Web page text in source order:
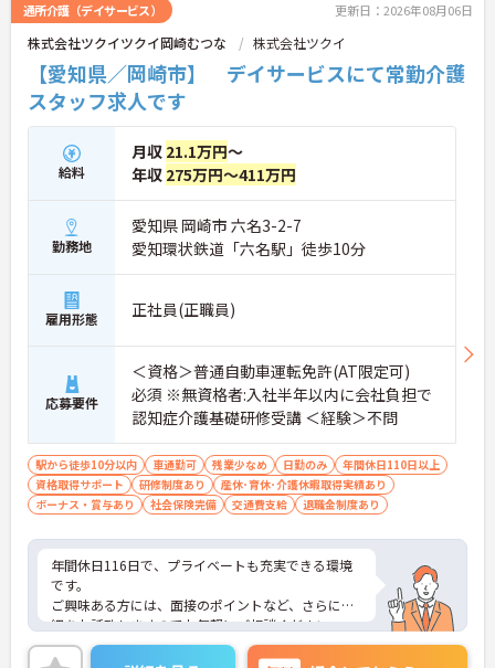
通所介護（デイサービス） 更新日：2026年08月06日
株式会社ツクイツクイ岡崎むつな 株式会社ツクイ
【愛知県／岡崎市】 デイサービスにて常勤介護
スタッフ求人です
給料
月収 21.1万円～
年収 275万円～411万円
勤務地
愛知県 岡崎市 六名3-2-7
愛知環状鉄道「六名駅」徒歩10分
雇用形態 正社員(正職員)
応募要件
＜資格＞普通自動車運転免許(AT限定可)
必須 ※無資格者:入社半年以内に会社負担で
認知症介護基礎研修受講 ＜経験＞不問
駅から徒歩10分以内 車通勤可 残業少なめ 日勤のみ
年間休日110日以上
資格取得サポート
研修制度あり
産休･育休･介護休暇取得実績あり
ボーナス・賞与あり
社会保険完備 交通費支給 退職金制度あり
年間休日116日で、プライベートも充実できる環境
です。
ご興味ある方には、面接のポイントなど、さらに詳
細をお話致しますのでお気軽にご相談ください。